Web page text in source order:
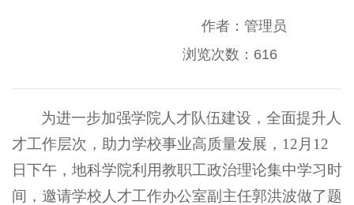
作者：管理员
浏览次数： 616
为进一步加强学院人才队伍建设，全面提升人
才工作层次，助力学校事业高质量发展，12月12
日下午，地科学院利用教职工政治理论集中学习时
间，邀请学校人才工作办公室副主任郭洪波做了题